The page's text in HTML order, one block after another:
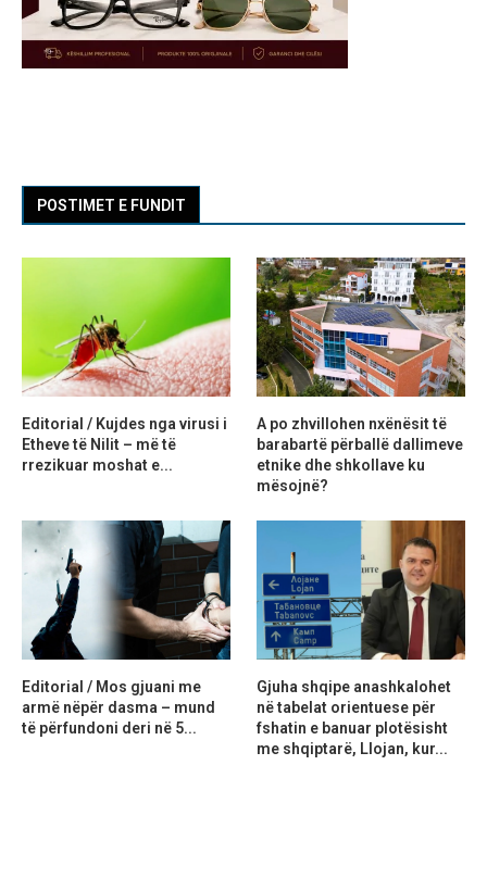
POSTIMET E FUNDIT
Editorial / Kujdes nga virusi i
Etheve të Nilit – më të
rrezikuar moshat e...
A po zhvillohen nxënësit të
barabartë përballë dallimeve
etnike dhe shkollave ku
mësojnë?
Editorial / Mos gjuani me
armë nëpër dasma – mund
të përfundoni deri në 5...
Gjuha shqipe anashkalohet
në tabelat orientuese për
fshatin e banuar plotësisht
me shqiptarë, Llojan, kur...